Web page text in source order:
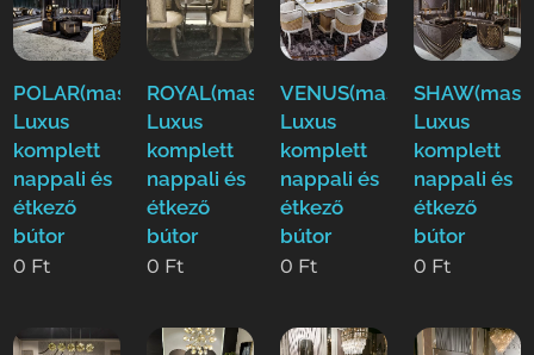
POLAR(mass)
Luxus
komplett
nappali és
étkező
bútor
0 Ft
ROYAL(mass)
Luxus
komplett
nappali és
étkező
bútor
0 Ft
VENUS(mass)
Luxus
komplett
nappali és
étkező
bútor
0 Ft
Luxus
komplett
nappali és
étkező
bútor
0 Ft